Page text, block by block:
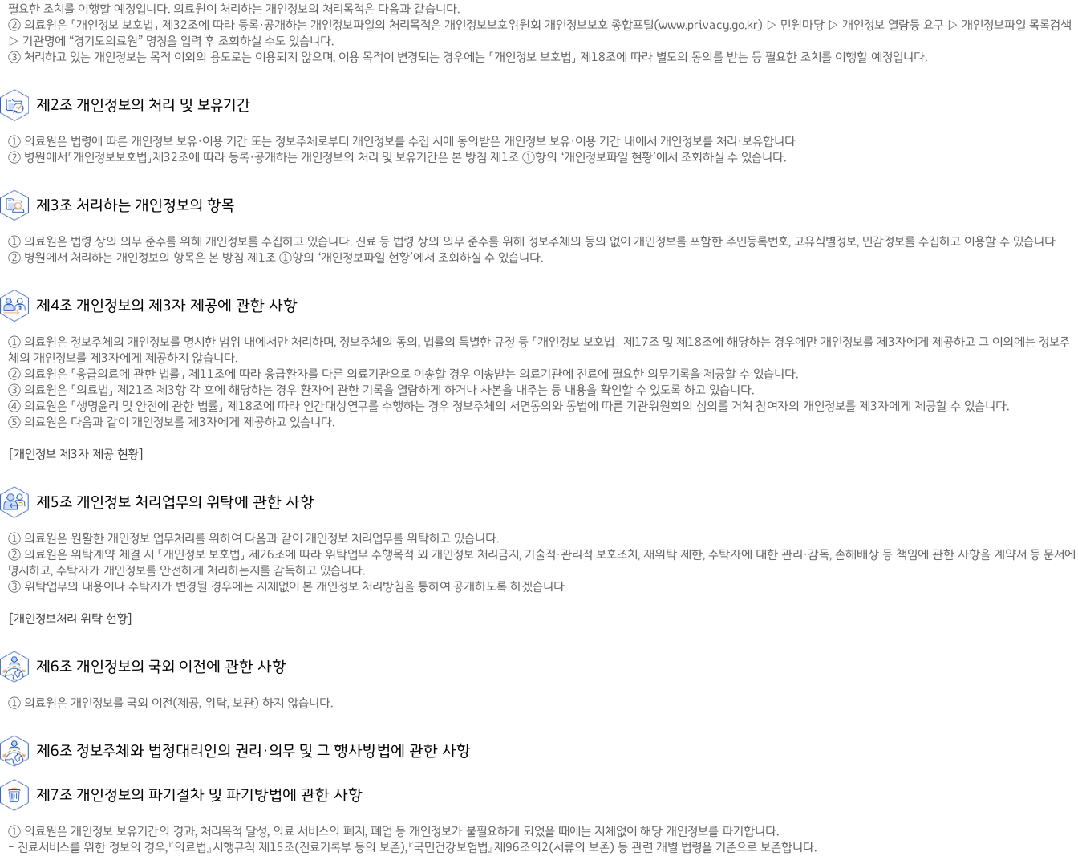
필요한 조치를 이행할 예정입니다. 의료원이 처리하는 개인정보의 처리목적은 다음과 같습니다.
② 의료원은 「개인정보 보호법」 제32조에 따라 등록·공개하는 개인정보파일의 처리목적은 개인정보보호위원회 개인정보보호 종합포털(www.privacy.go.kr) ▷ 민원마당 ▷ 개인정보 열람등 요구 ▷ 개인정보파일 목록검색
▷ 기관명에 “경기도의료원” 명칭을 입력 후 조회하실 수도 있습니다.
③ 처리하고 있는 개인정보는 목적 이외의 용도로는 이용되지 않으며, 이용 목적이 변경되는 경우에는 「개인정보 보호법」 제18조에 따라 별도의 동의를 받는 등 필요한 조치를 이행할 예정입니다.
제2조 개인정보의 처리 및 보유기간
① 의료원은 법령에 따른 개인정보 보유·이용 기간 또는 정보주체로부터 개인정보를 수집 시에 동의받은 개인정보 보유·이용 기간 내에서 개인정보를 처리·보유합니다
② 병원에서「개인정보보호법」제32조에 따라 등록·공개하는 개인정보의 처리 및 보유기간은 본 방침 제1조 ①항의 ‘개인정보파일 현황’에서 조회하실 수 있습니다.
제3조 처리하는 개인정보의 항목
① 의료원은 법령 상의 의무 준수를 위해 개인정보를 수집하고 있습니다. 진료 등 법령 상의 의무 준수를 위해 정보주체의 동의 없이 개인정보를 포함한 주민등록번호, 고유식별정보, 민감정보를 수집하고 이용할 수 있습니다
② 병원에서 처리하는 개인정보의 항목은 본 방침 제1조 ①항의 ‘개인정보파일 현황’에서 조회하실 수 있습니다.
제4조 개인정보의 제3자 제공에 관한 사항
① 의료원은 정보주체의 개인정보를 명시한 범위 내에서만 처리하며, 정보주체의 동의, 법률의 특별한 규정 등 「개인정보 보호법」 제17조 및 제18조에 해당하는 경우에만 개인정보를 제3자에게 제공하고 그 이외에는 정보주
체의 개인정보를 제3자에게 제공하지 않습니다.
② 의료원은 「응급의료에 관한 법률」 제11조에 따라 응급환자를 다른 의료기관으로 이송할 경우 이송받는 의료기관에 진료에 필요한 의무기록을 제공할 수 있습니다.
③ 의료원은 「의료법」 제21조 제3항 각 호에 해당하는 경우 환자에 관한 기록을 열람하게 하거나 사본을 내주는 등 내용을 확인할 수 있도록 하고 있습니다.
④ 의료원은 「생명윤리 및 안전에 관한 법률」 제18조에 따라 인간대상연구를 수행하는 경우 정보주체의 서면동의와 동법에 따른 기관위원회의 심의를 거쳐 참여자의 개인정보를 제3자에게 제공할 수 있습니다.
⑤ 의료원은 다음과 같이 개인정보를 제3자에게 제공하고 있습니다.
[개인정보 제3자 제공 현황]
제5조 개인정보 처리업무의 위탁에 관한 사항
① 의료원은 원활한 개인정보 업무처리를 위하여 다음과 같이 개인정보 처리업무를 위탁하고 있습니다.
② 의료원은 위탁계약 체결 시 「개인정보 보호법」 제26조에 따라 위탁업무 수행목적 외 개인정보 처리금지, 기술적·관리적 보호조치, 재위탁 제한, 수탁자에 대한 관리·감독, 손해배상 등 책임에 관한 사항을 계약서 등 문서에
명시하고, 수탁자가 개인정보를 안전하게 처리하는지를 감독하고 있습니다.
③ 위탁업무의 내용이나 수탁자가 변경될 경우에는 지체없이 본 개인정보 처리방침을 통하여 공개하도록 하겠습니다
[개인정보처리 위탁 현황]
제6조 개인정보의 국외 이전에 관한 사항
① 의료원은 개인정보를 국외 이전(제공, 위탁, 보관) 하지 않습니다.
제6조 정보주체와 법정대리인의 권리·의무 및 그 행사방법에 관한 사항
제7조 개인정보의 파기절차 및 파기방법에 관한 사항
① 의료원은 개인정보 보유기간의 경과, 처리목적 달성, 의료 서비스의 폐지, 폐업 등 개인정보가 불필요하게 되었을 때에는 지체없이 해당 개인정보를 파기합니다.
- 진료서비스를 위한 정보의 경우,『의료법』시행규칙 제15조(진료기록부 등의 보존),『국민건강보험법』제96조의2(서류의 보존) 등 관련 개별 법령을 기준으로 보존합니다.